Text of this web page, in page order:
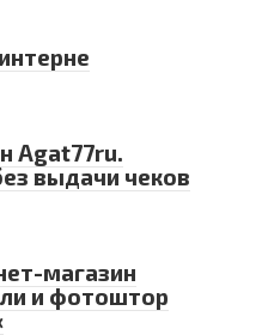
Agat77ru.
выдачи чеков
магазин
и фотоштор